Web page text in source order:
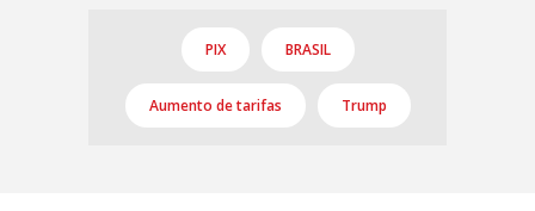
PIX BRASIL
Aumento de tarifas Trump